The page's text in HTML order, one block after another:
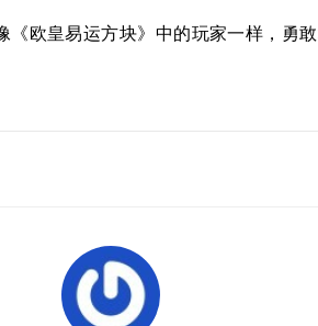
欧皇易运方块》中的玩家一样，勇